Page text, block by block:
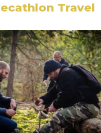
Travel